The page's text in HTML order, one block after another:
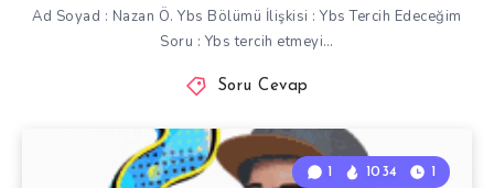
Ad Soyad : Nazan Ö. Ybs Bölümü İlişkisi : Ybs Tercih Edeceğim
Soru : Ybs tercih etmeyi…
Soru Cevap
1 1034 1